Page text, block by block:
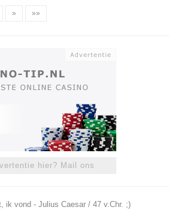
» »»
hier? Mail ons
ik vond - Julius Caesar / 47 v.Chr. ;)